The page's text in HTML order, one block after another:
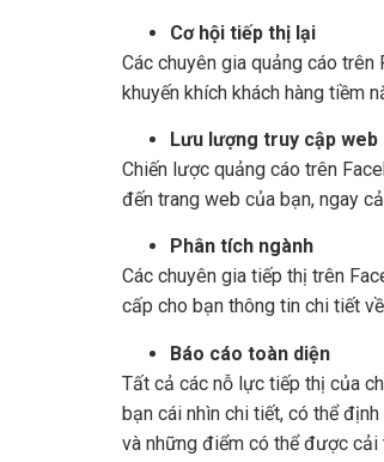
Cơ hội tiếp thị lại
Các chuyên gia quảng cáo
khuyến khích khách hàng tiềm
Lưu lượng truy cập web
Chiến lược quảng cáo trên
đến trang web của bạn, ngay
Phân tích ngành
Các chuyên gia tiếp thị trên
cấp cho bạn thông tin chi tiết
Báo cáo toàn diện
Tất cả các nỗ lực tiếp thị của
bạn cái nhìn chi tiết, có thể
và những điểm có thể được cải